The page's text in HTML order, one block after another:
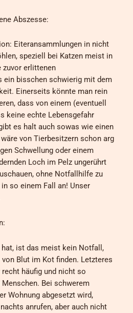
Abszesse:
Eiteransammlungen in nicht
speziell bei Katzen meist in
zuvor erlittenen
ein bisschen schwierig mit dem
Einerseits könnte man rein
dass von einem (eventuell
keine echte Lebensgefahr
es halt auch sowas wie einen
von Tierbesitzern schon arg
Schwellung oder einem
Loch im Pelz ungerührt
ohne Notfallhilfe zu
so einem Fall an! Unser
ist das meist kein Notfall,
Blut im Kot finden. Letzteres
häufig und nicht so
Bei schwerem
Wohnung abgesetzt wird,
anrufen, aber auch nicht